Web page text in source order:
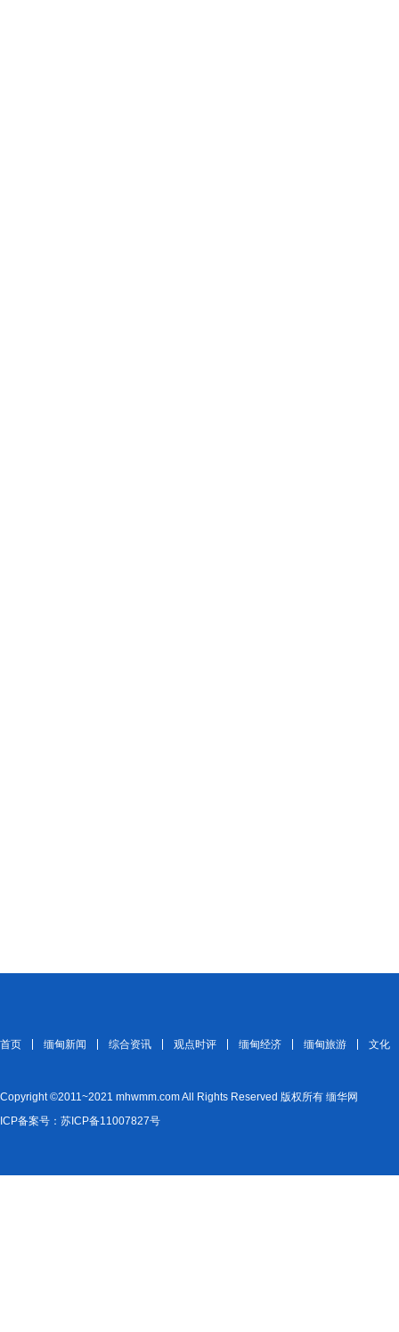
首页 缅甸新闻 综合资讯 观点时评 缅甸经济 缅甸旅游 文化
Copyright ©2011~2021 mhwmm.com All Rights Reserved 版权所有 缅华网
ICP备案号：苏ICP备11007827号